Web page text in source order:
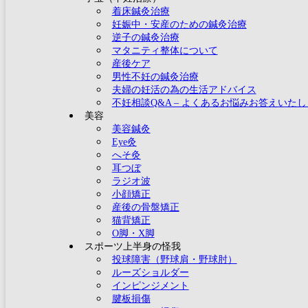
着床鍼灸治療
妊娠中・安産のための鍼灸治療
逆子の鍼灸治療
マタニティ整体について
産後ケア
男性不妊の鍼灸治療
夫婦の妊活の為の生活アドバイス
不妊相談Q&A – よくあるお悩みお答えいた
美容
美容鍼灸
Eye灸
へそ灸
耳つぼ
ラジオ波
小顔矯正
産後の骨盤矯正
猫背矯正
O脚・X脚
スポーツ上半身の怪我
投球障害（野球肩・野球肘）
ルーズショルダー
インピンジメント
腱板損傷